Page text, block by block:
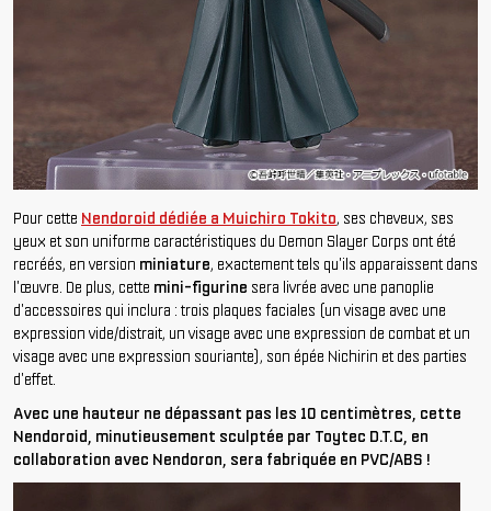
Pour cette Nendoroid dédiée a Muichiro Tokito, ses cheveux, ses
yeux et son uniforme caractéristiques du Demon Slayer Corps ont été
recréés, en version miniature, exactement tels qu'ils apparaissent dans
l'œuvre. De plus, cette mini-figurine sera livrée avec une panoplie
d'accessoires qui inclura : trois plaques faciales (un visage avec une
expression vide/distrait, un visage avec une expression de combat et un
visage avec une expression souriante), son épée Nichirin et des parties
d'effet.
Avec une hauteur ne dépassant pas les 10 centimètres, cette
Nendoroid, minutieusement sculptée par Toytec D.T.C, en
collaboration avec Nendoron, sera fabriquée en PVC/ABS !